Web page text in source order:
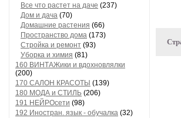
Все что растет на даче (237)
Дом и дача (70)
Домашние растения (66)
Пространство дома (173)
Стройка и ремонт (93)
Уборка и химия (81)
160 ВИНТАЖики и вдохновлялки
(200)
170 САЛОН КРАСОТЫ (139)
180 МОДА и СТИЛЬ (206)
191 НЕЙРОсети (98)
192 Иностран. язык - обучалка (32)